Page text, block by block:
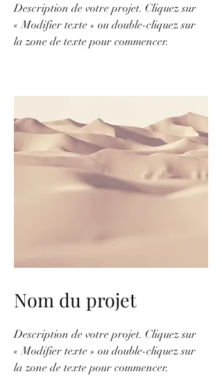
Description de votre projet. Cliquez sur
« Modifier texte » ou double-cliquez sur
la zone de texte pour commencer.
Nom du projet
Description de votre projet. Cliquez sur
« Modifier texte » ou double-cliquez sur
la zone de texte pour commencer.